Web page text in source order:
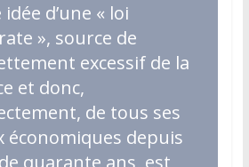
d’une « loi
», source de
excessif de la
et donc,
de tous ses
économiques depuis
quarante ans, est